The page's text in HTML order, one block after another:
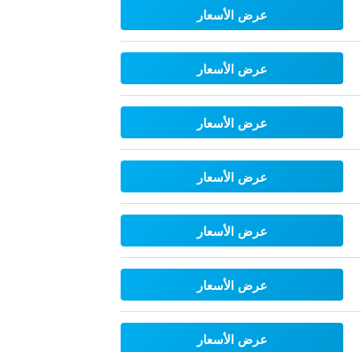
عرض الأسعار
عرض الأسعار
عرض الأسعار
عرض الأسعار
عرض الأسعار
عرض الأسعار
عرض الأسعار